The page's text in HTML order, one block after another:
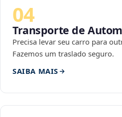
04
Transporte de
Precisa levar seu carro para
Fazemos um traslado seguro.
SAIBA MAIS